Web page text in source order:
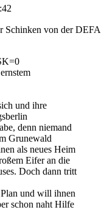
Schinken von der DEFA
und ihre
denn niemand
Grunewald
als neues Heim
Eifer an die
Doch dann tritt
und will ihnen
schon naht Hilfe